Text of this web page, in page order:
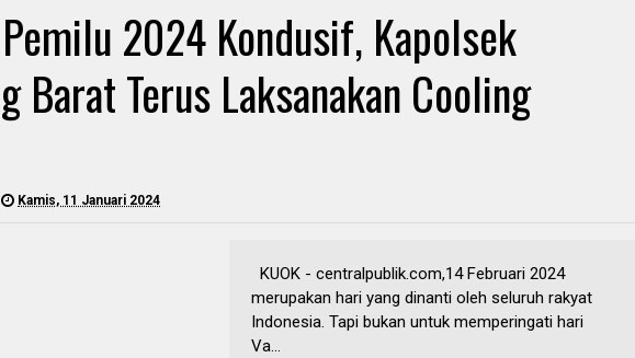
2024 Kondusif, Kapolsek
Barat Terus Laksanakan Cooling
Kamis, 11 Januari 2024
KUOK - centralpublik.com,14 Februari 2024
merupakan hari yang dinanti oleh seluruh rakyat
Indonesia. Tapi bukan untuk memperingati hari
Va...